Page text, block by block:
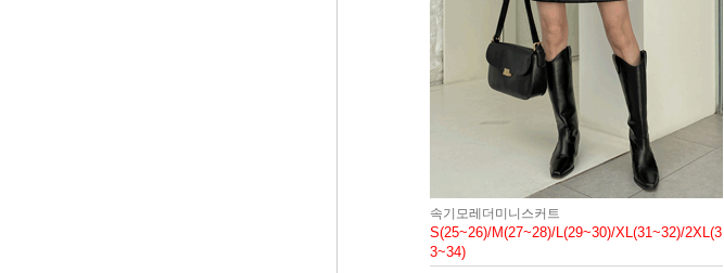
속기모레더미니스커트
S(25~26)/M(27~28)/L(29~30)/XL(31~32)/2XL(3
3~34)